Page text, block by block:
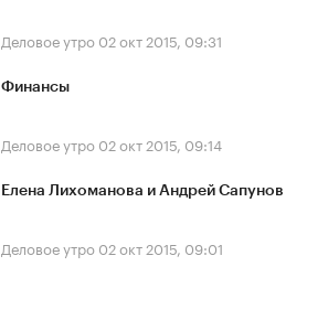
Деловое утро 02 окт 2015, 09:31
Финансы
Деловое утро 02 окт 2015, 09:14
Елена Лихоманова и Андрей Сапунов
Деловое утро 02 окт 2015, 09:01